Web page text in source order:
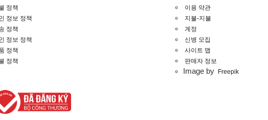
정책
정보 정책
정책
정보 정책
정책
정책
이용 약관
지불-지불
계정
신병 모집
사이트 맵
판매자 정보
Image by Freepik